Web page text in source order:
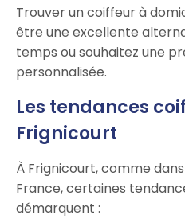
Trouver un coiffeur à
être une excellente
temps ou souhaitez une
personnalisée.
Les tendances
Frignicourt
À Frignicourt, comme
France, certaines
démarquent :